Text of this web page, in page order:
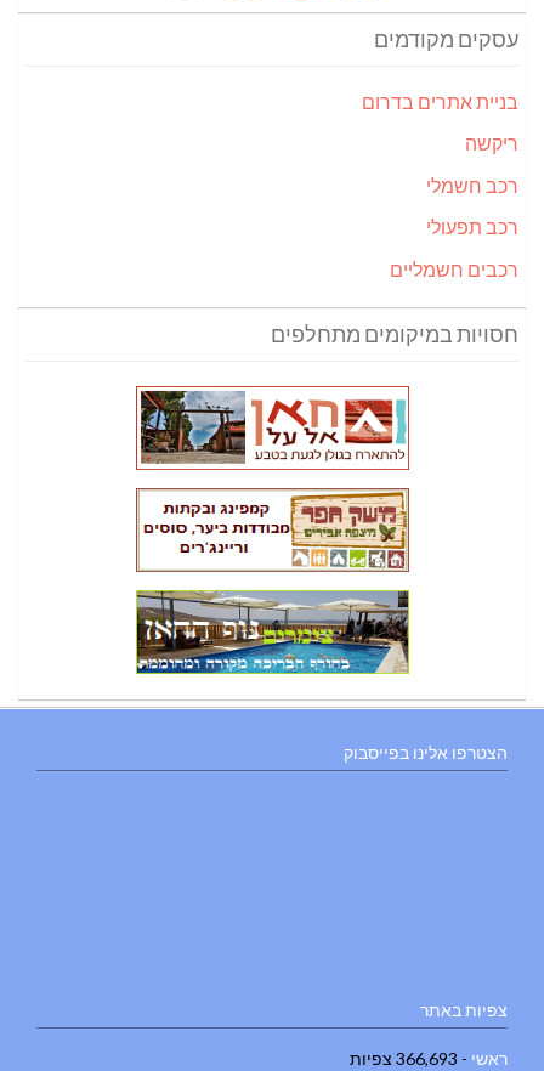
עסקים מקודמים
בניית אתרים בדרום
ריקשה
רכב חשמלי
רכב תפעולי
רכבים חשמליים
חסויות במיקומים מתחלפים
הצטרפו אלינו בפייסבוק
צפיות באתר
ראשי - 366,693 צפיות